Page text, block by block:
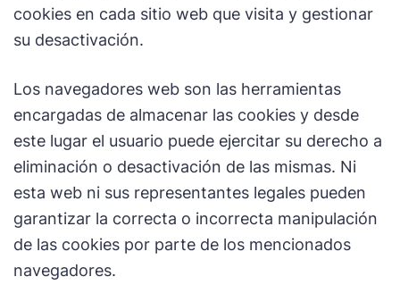
cookies en cada sitio web que visita y gestionar
su desactivación.
Los navegadores web son las herramientas
encargadas de almacenar las cookies y desde
este lugar el usuario puede ejercitar su derecho a
eliminación o desactivación de las mismas. Ni
esta web ni sus representantes legales pueden
garantizar la correcta o incorrecta manipulación
de las cookies por parte de los mencionados
navegadores.